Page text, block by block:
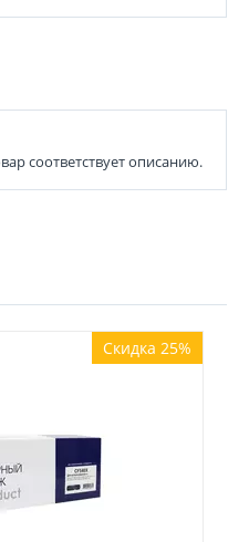
соответствует описанию.
Скидка 25%